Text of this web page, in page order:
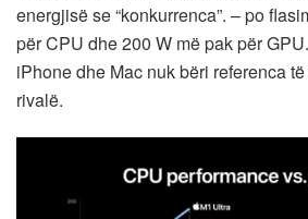
energjisë se “konkurrenca”. – po
për CPU dhe 200 W më pak për
iPhone dhe Mac nuk bëri referenca
rivalë.